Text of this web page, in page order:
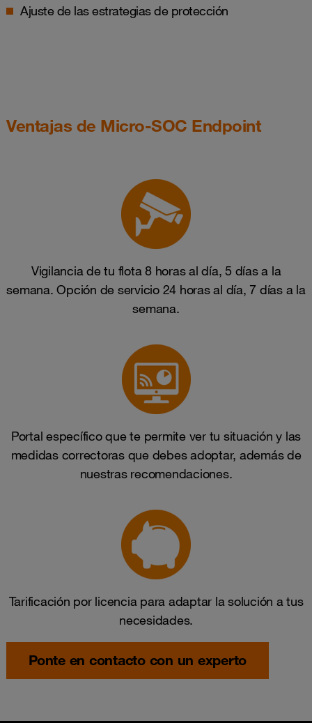
Ajuste de las estrategias de protección
Ventajas de Micro-SOC Endpoint
Vigilancia de tu flota 8 horas al día, 5 días a la
semana. Opción de servicio 24 horas al día, 7 días a la
semana.
Portal específico que te permite ver tu situación y las
medidas correctoras que debes adoptar, además de
nuestras recomendaciones.
Tarificación por licencia para adaptar la solución a tus
necesidades.
Ponte en contacto con un experto